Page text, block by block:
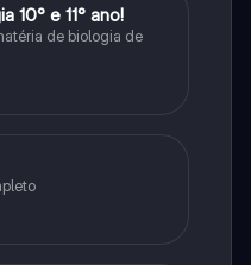
10° e 11° ano!
de biologia de